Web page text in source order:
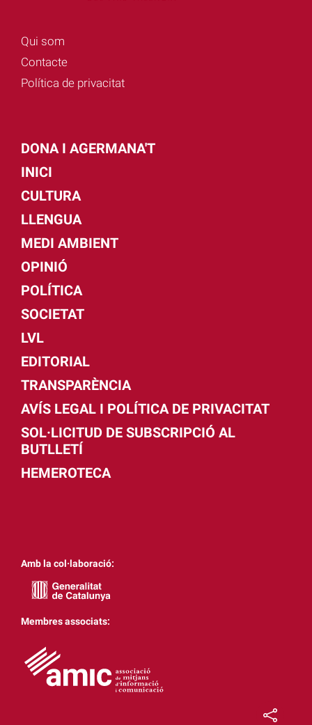
Qui som
Contacte
Política de privacitat
DONA I AGERMANA'T
INICI
CULTURA
LLENGUA
MEDI AMBIENT
OPINIÓ
POLÍTICA
SOCIETAT
LVL
EDITORIAL
TRANSPARÈNCIA
AVÍS LEGAL I POLÍTICA DE PRIVACITAT
SOL·LICITUD DE SUBSCRIPCIÓ AL
BUTLLETÍ
HEMEROTECA
Amb la col·laboració:
Membres associats: